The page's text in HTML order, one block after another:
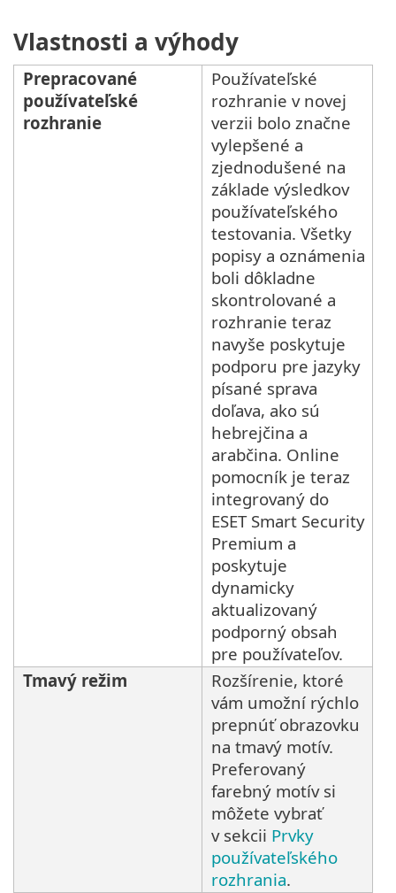
Vlastnosti a výhody
Prepracované
používateľské
rozhranie
Používateľské
rozhranie v novej
verzii bolo značne
vylepšené a
zjednodušené na
základe výsledkov
používateľského
testovania. Všetky
popisy a oznámenia
boli dôkladne
skontrolované a
rozhranie teraz
navyše poskytuje
podporu pre jazyky
písané sprava
doľava, ako sú
hebrejčina a
arabčina. Online
pomocník je teraz
integrovaný do
ESET Smart Security
Premium a
poskytuje
dynamicky
aktualizovaný
podporný obsah
pre používateľov.
Tmavý režim
Rozšírenie, ktoré
vám umožní rýchlo
prepnúť obrazovku
na tmavý motív.
Preferovaný
farebný motív si
môžete vybrať
v sekcii Prvky
používateľského
rozhrania.